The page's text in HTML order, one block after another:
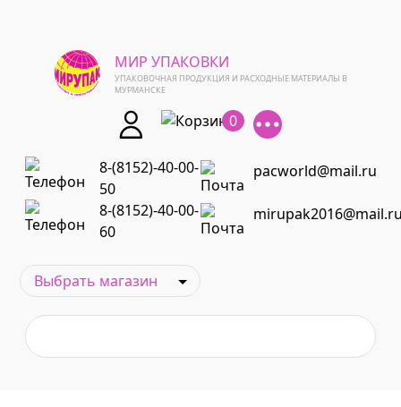
МИР УПАКОВКИ
УПАКОВОЧНАЯ ПРОДУКЦИЯ И РАСХОДНЫЕ МАТЕРИАЛЫ В
МУРМАНСКЕ
0
8-(8152)-40-00-
50
pacworld@mail.ru
8-(8152)-40-00-
60